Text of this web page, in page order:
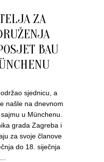
ZA
BAU
sjednicu, a
našle na dnevnom
u Münchenu.
grada Zagreba i
za svoje članove
do 18. siječnja